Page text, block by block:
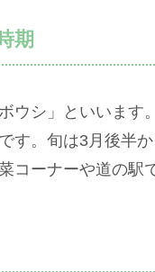
期
ウシ」といいま
す。旬は3月後半
コーナーや道の駅